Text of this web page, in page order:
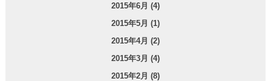
2015年6月 (4)
2015年5月 (1)
2015年4月 (2)
2015年3月 (4)
2015年2月 (8)